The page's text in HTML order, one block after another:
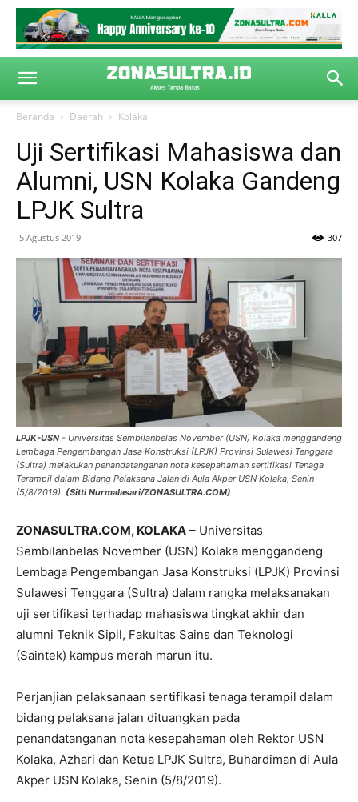
Beranda Daerah Kolaka
Uji Sertifikasi Mahasiswa dan
Alumni, USN Kolaka Gandeng
LPJK Sultra
5 Agustus 2019 307
LPJK-USN - Universitas Sembilanbelas November (USN) Kolaka menggandeng
Lembaga Pengembangan Jasa Konstruksi (LPJK) Provinsi Sulawesi Tenggara
(Sultra) melakukan penandatanganan nota kesepahaman sertifikasi Tenaga
Terampil dalam Bidang Pelaksana Jalan di Aula Akper USN Kolaka, Senin
(5/8/2019). (Sitti Nurmalasari/ZONASULTRA.COM)
ZONASULTRA.COM, KOLAKA – Universitas
Sembilanbelas November (USN) Kolaka menggandeng
Lembaga Pengembangan Jasa Konstruksi (LPJK) Provinsi
Sulawesi Tenggara (Sultra) dalam rangka melaksanakan
uji sertifikasi terhadap mahasiswa tingkat akhir dan
alumni Teknik Sipil, Fakultas Sains dan Teknologi
(Saintek) kampus merah marun itu.
Perjanjian pelaksanaan sertifikasi tenaga terampil dalam
bidang pelaksana jalan dituangkan pada
penandatanganan nota kesepahaman oleh Rektor USN
Kolaka, Azhari dan Ketua LPJK Sultra, Buhardiman di Aula
Akper USN Kolaka, Senin (5/8/2019).